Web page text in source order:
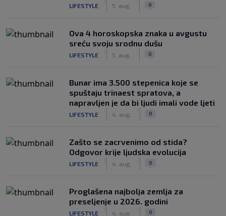
LIFESTYLE 5. aug. 0
Ova 4 horoskopska znaka u avgustu
sreću svoju srodnu dušu
LIFESTYLE 5. aug. 0
Bunar imа 3.500 stepenica koje se
spuštaju trinaest spratova, a
napravljen je da bi ljudi imali vode ljeti
LIFESTYLE 4. aug. 0
Zašto se zacrvenimo od stida?
Odgovor krije ljudska evolucija
LIFESTYLE 4. aug. 0
Proglašena najbolja zemlja za
preseljenje u 2026. godini
LIFESTYLE 4. aug. 0